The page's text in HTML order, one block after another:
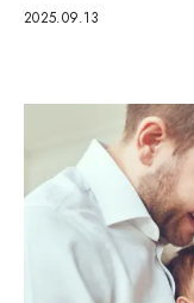
2025.09.13